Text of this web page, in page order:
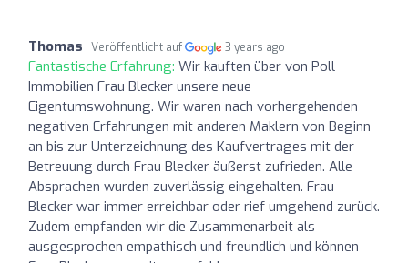
Thomas Veröffentlicht auf 3 years ago
Fantastische Erfahrung: Wir kauften über von Poll
Immobilien Frau Blecker unsere neue
Eigentumswohnung. Wir waren nach vorhergehenden
negativen Erfahrungen mit anderen Maklern von Beginn
an bis zur Unterzeichnung des Kaufvertrages mit der
Betreuung durch Frau Blecker äußerst zufrieden. Alle
Absprachen wurden zuverlässig eingehalten. Frau
Blecker war immer erreichbar oder rief umgehend zurück.
Zudem empfanden wir die Zusammenarbeit als
ausgesprochen empathisch und freundlich und können